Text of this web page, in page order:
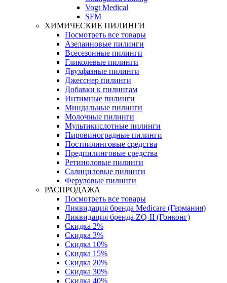
Vogt Medical
SFM
ХИМИЧЕСКИЕ ПИЛИНГИ
Посмотреть все товары
Азелаиновые пилинги
Всесезонные пилинги
Гликолевые пилинги
Двухфазные пилинги
Джесснер пилинги
Добавки к пилингам
Интимные пилинги
Миндальные пилинги
Молочные пилинги
Мультикислотные пилинги
Пировиноградные пилинги
Постпилинговые средства
Предпилинговые средства
Ретиноловые пилинги
Салициловые пилинги
Феруловые пилинги
РАСПРОДАЖА
Посмотреть все товары
Ликвидация бренда Medicare (Германия)
Ликвидация бренда ZQ-II (Гонконг)
Скидка 2%
Скидка 3%
Скидка 10%
Скидка 15%
Скидка 20%
Скидка 30%
Скидка 40%